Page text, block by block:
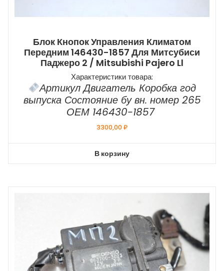
Блок Кнопок Управления Климатом
Передним 146430-1857 Для Митсубиси
Паджеро 2 / Mitsubishi Pajero Ll
Характеристики товара:
Артикул Двигатель Коробка год
выпуска Состояние бу вн. номер 265
ОЕМ 146430-1857
3300,00₽
В корзину